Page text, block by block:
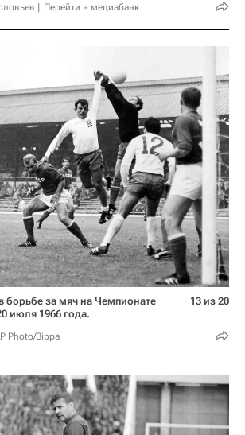
Перейти в медиабанк
борьбе за мяч на Чемпионате
июля 1966 года.
Photo/Bippa
13 из 20